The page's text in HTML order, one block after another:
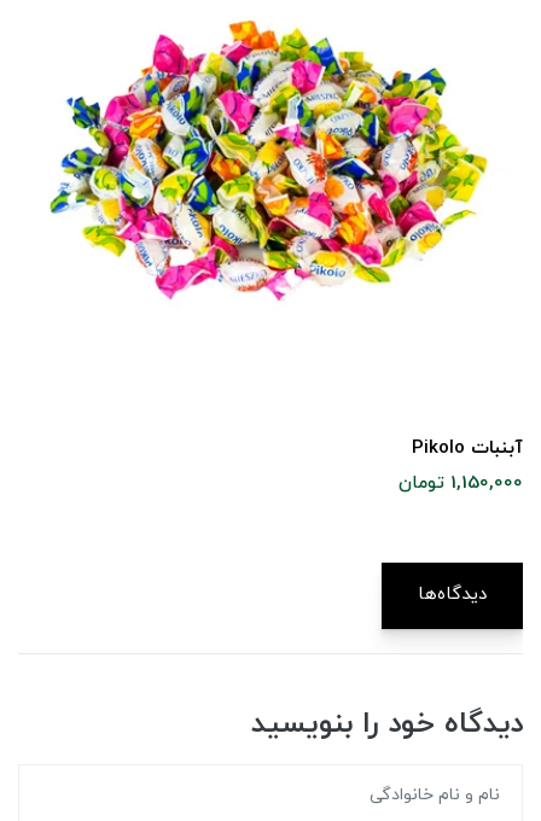
آبنبات Pikolo
1,150,000 تومان
دیدگاه‌ها
دیدگاه خود را بنویسید